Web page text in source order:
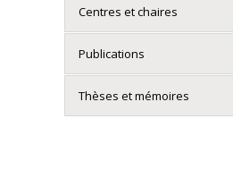
Centres et chaires
Publications
Thèses et mémoires